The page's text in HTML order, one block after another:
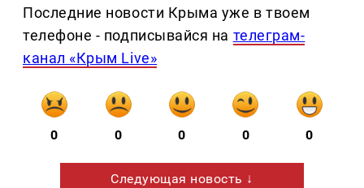
Последние новости Крыма уже в твоем
телефоне - подписывайся на телеграм-
канал «Крым Live»
0 0 0 0 0
Следующая новость ↓